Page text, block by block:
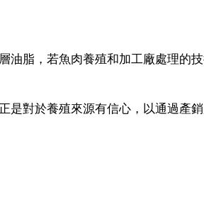
油脂，若魚肉養殖和加工廠處理的
是對於養殖來源有信心，以通過產